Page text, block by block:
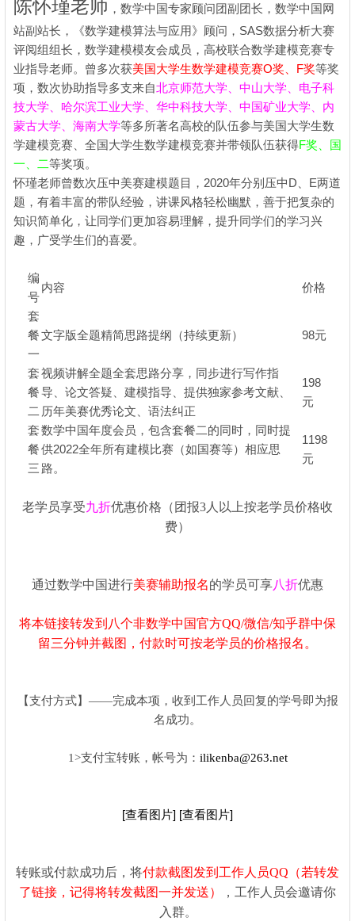
陈怀瑾老师 ，数学中国专家顾问团副团长，数学中国网
站副站长，《数学建模算法与应用》顾问，SAS数据分析大赛
评阅组组长，数学建模模友会成员，高校联合数学建模竞赛专
业指导老师。曾多次获美国大学生数学建模竞赛O奖、F奖等奖
项，数次协助指导多支来自北京师范大学、中山大学、电子科
技大学、哈尔滨工业大学、华中科技大学、中国矿业大学、内
蒙古大学、海南大学等多所著名高校的队伍参与美国大学生数
学建模竞赛、全国大学生数学建模竞赛并带领队伍获得F奖、国
一、二等奖项。
怀瑾老师曾数次压中美赛建模题目，2020年分别压中D、E两道
题，有着丰富的带队经验，讲课风格轻松幽默，善于把复杂的
知识简单化，让同学们更加容易理解，提升同学们的学习兴
趣，广受学生们的喜爱。
编
号
内容 价格
套
餐
一
文字版全题精简思路提纲（持续更新） 98元
套
餐
二
视频讲解全题全套思路分享，同步进行写作指
导、论文答疑、建模指导、提供独家参考文献、
历年美赛优秀论文、语法纠正
198
元
套
餐
三
数学中国年度会员，包含套餐二的同时，同时提
供2022全年所有建模比赛（如国赛等）相应思
路。
1198
元
老学员享受九折优惠价格（团报3人以上按老学员价格收
费）
通过数学中国进行美赛辅助报名的学员可享八折优惠
将本链接转发到八个非数学中国官方QQ/微信/知乎群中保
留三分钟并截图，付款时可按老学员的价格报名。
【支付方式】——完成本项，收到工作人员回复的学号即为报
名成功。
1>支付宝转账，帐号为： ilikenba@263.net
[查看图片] [查看图片]
转账或付款成功后，将付款截图发到工作人员QQ（若转发
了链接，记得将转发截图一并发送）
，工作人员会邀请你
入群。